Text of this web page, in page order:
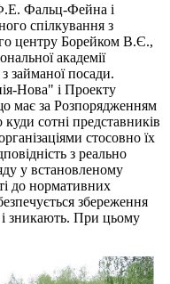
Фальц-Фейна і
спілкування з
центру Борейком В.Є.,
академії
займаної посади.
Нова" і Проекту
має за Розпорядженням
сотні представників
стосовно їх
з реально
у встановленому
до нормативних
збереження
зникають. При цьому